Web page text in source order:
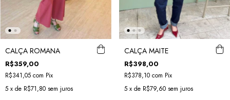
CALÇA ROMANA
R$359,00
R$341,05 com Pix
5 x de R$71,80 sem juros
CALÇA MAITE
R$398,00
R$378,10 com Pix
5 x de R$79,60 sem juros